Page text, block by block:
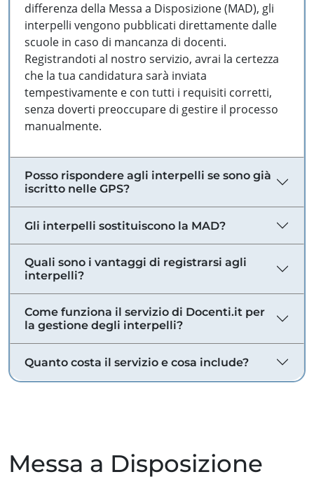
differenza della Messa a Disposizione (MAD), gli
interpelli vengono pubblicati direttamente dalle
scuole in caso di mancanza di docenti.
Registrandoti al nostro servizio, avrai la certezza
che la tua candidatura sarà inviata
tempestivamente e con tutti i requisiti corretti,
senza doverti preoccupare di gestire il processo
manualmente.
Posso rispondere agli interpelli se sono già
iscritto nelle GPS?
Gli interpelli sostituiscono la MAD?
Quali sono i vantaggi di registrarsi agli
interpelli?
Come funziona il servizio di Docenti.it per
la gestione degli interpelli?
Quanto costa il servizio e cosa include?
Messa a Disposizione